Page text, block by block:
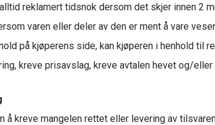
reklamert tidsnok dersom det skjer innen 2
varen eller deler av den er ment å vare
på kjøperens side, kan kjøperen i henhold
kreve prisavslag, kreve avtalen hevet og/
å kreve mangelen rettet eller levering av